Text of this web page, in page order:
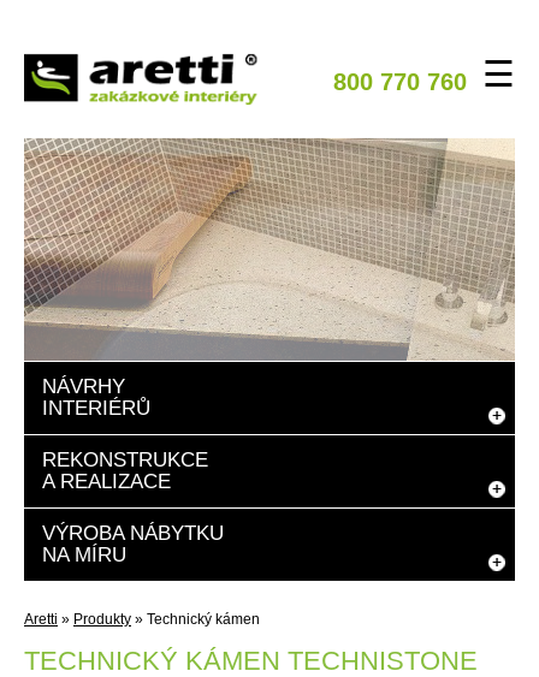
800 770 760 ☰
NÁVRHY
INTERIÉRŮ
REKONSTRUKCE
A REALIZACE
VÝROBA NÁBYTKU
NA MÍRU
Aretti » Produkty » Technický kámen
TECHNICKÝ KÁMEN TECHNISTONE